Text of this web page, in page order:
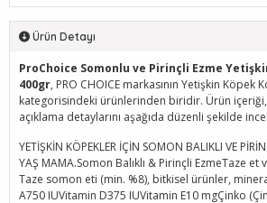
Ürün Detayı
ProChoice Somonlu ve Pirinçli Ezme
400gr, PRO CHOICE markasının Yetişkin Köpek
kategorisindeki ürünlerinden biridir. Ürün
açıklama detaylarını aşağıda düzenli şekilde
YETİŞKİN KÖPEKLER İÇİN SOMON BALIKLI VE
YAŞ MAMA.Somon Balıklı & Pirinçli EzmeTaze et
Taze somon eti (min. %8), bitkisel ürünler,
A750 IUVitamin D375 IUVitamin E10 mgÇinko